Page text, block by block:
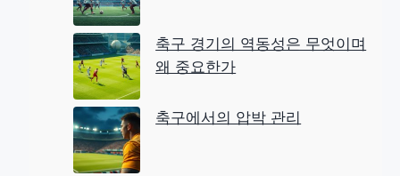
축구 경기의 역동성은 무엇이며
왜 중요한가
축구에서의 압박 관리